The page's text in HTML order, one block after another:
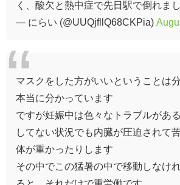
く、酸欠と熱中症で先日駅で倒れま
— にらい (@UUQjfllQ68CKPia)
マスクをした方がいいということは
本当に分かっています
ですが妊娠中は色々なトラブルがあ
してない状況でも内臓が圧迫されて
体が重かったりします
その中でこの猛暑の中で移動しなけ
ると、それだけで重労働です